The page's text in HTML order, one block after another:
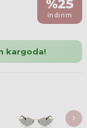
%25
indirim
kargoda!